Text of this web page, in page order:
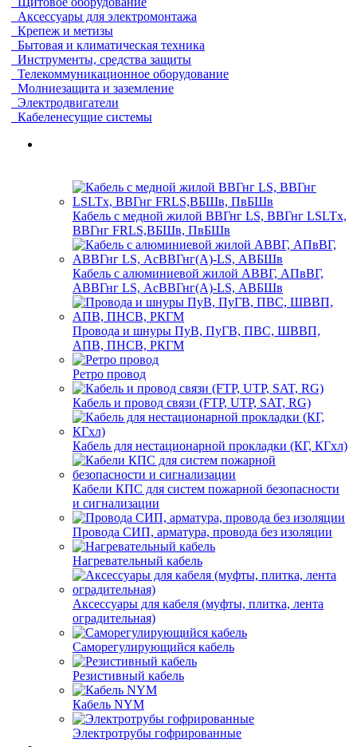
Аксессуары для электромонтажа
Крепеж и метизы
Бытовая и климатическая техника
Инструменты, средства защиты
Телекоммуникационное оборудование
Молниезащита и заземление
Электродвигатели
Кабеленесущие системы
Кабель с медной жилой ВВГнг LS, ВВГнг LSLTx,
ВВГнг FRLS,ВБШв, ПвБШв
Кабель с алюминиевой жилой АВВГ, АПвВГ,
АВВГнг LS, АсВВГнг(А)-LS, АВБШв
Провода и шнуры ПуВ, ПуГВ, ПВС, ШВВП,
АПВ, ПНСВ, РКГМ
Ретро провод
Кабель и провод связи (FTP, UTP, SAT, RG)
Кабель для нестационарной прокладки (КГ, КГхл)
Кабели КПС для систем пожарной безопасности
и сигнализации
Провода СИП, арматура, провода без изоляции
Нагревательный кабель
Аксессуары для кабеля (муфты, плитка, лента
оградительная)
Саморегулирующийся кабель
Резистивный кабель
Кабель NYM
Электротрубы гофрированные